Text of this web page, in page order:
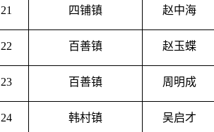
21 四铺镇 赵中海
22 百善镇 赵玉蝶
23 百善镇 周明成
24 韩村镇 吴启才